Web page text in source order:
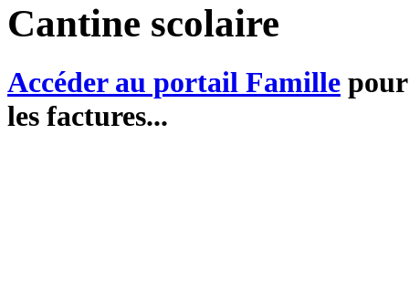
Cantine scolaire
Accéder au portail Famille
les factures...